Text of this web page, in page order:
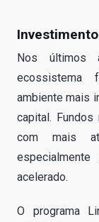
Nos últimos
ecossistema
ambiente mais
capital.
com mais
acelerado.
O programa